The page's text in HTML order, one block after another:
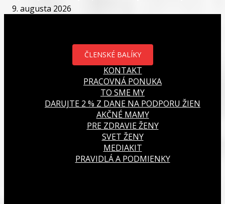
9. augusta 2026
ČLENSKÉ BALÍKY
KONTAKT
PRACOVNÁ PONUKA
TO SME MY
DARUJTE 2 % Z DANE NA PODPORU ŽIEN
AKČNÉ MAMY
PRE ZDRAVIE ŽENY
SVET ŽENY
MEDIAKIT
PRAVIDLÁ A PODMIENKY